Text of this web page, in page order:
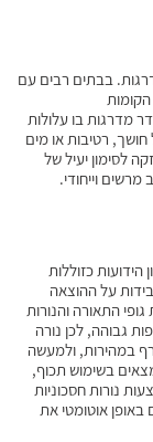
בבתים רבים עם
מדרגות בו עלולות
רטיבות או מים
לסימון יעיל של
מרשים וייחודי.
כזוללות
על ההוצאה
התאורה והנורות
גבוהה, לכן נורה
במהירות, ולמעשה
בשימוש תכוף,
נורות חסכוניות
באופן אוטומטי את